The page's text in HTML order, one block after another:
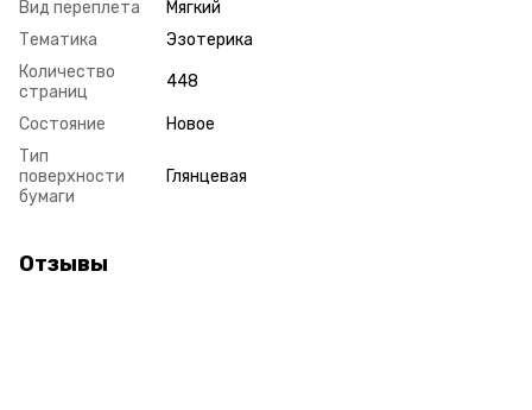
Вид переплета
Мягкий
Тематика
Эзотерика
Количество
страниц
448
Состояние
Новое
Тип
поверхности
бумаги
Глянцевая
Отзывы